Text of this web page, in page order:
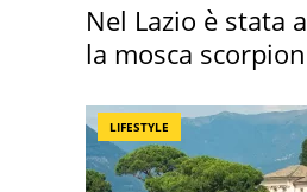
Nel Lazio è stata
la mosca
LIFESTYLE